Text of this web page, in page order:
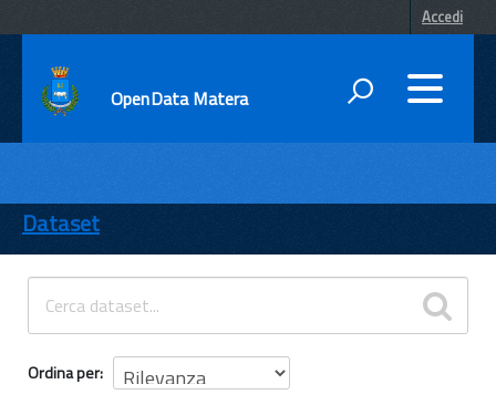
Accedi
OpenData Matera
ENTI
TEMI
INFORMAZIONI
Dataset
Ordina per